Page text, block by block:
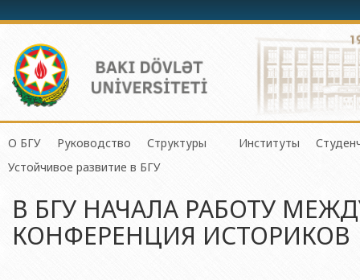
О БГУ
История БГУ
Миссия и стратегия БГУ
Программа развития БГУ
Руководство
Ректор
Проректоры
Советник ректора
Структуры
Центр организации научной
Отдел по связям с
Физический
Химический
Институты
Институт
Институт
Устойчивое развитие в БГУ
В БГУ НАЧАЛА РАБОТУ
КОНФЕРЕНЦИЯ ИСТОРИКОВ